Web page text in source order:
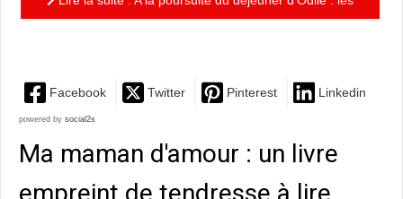
Facebook Twitter Pinterest Linkedin
powered by social2s
Ma maman d'amour : un livre